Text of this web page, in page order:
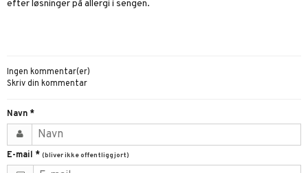
efter løsninger på allergi i sengen.
Ingen kommentar(er)
Skriv din kommentar
Navn *
E-mail * (bliver ikke offentliggjort)